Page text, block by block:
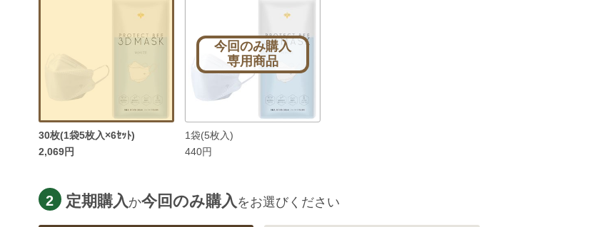
30枚(1袋5枚入×6ｾｯﾄ)
2,069円
今回のみ購入
専用商品
1袋(5枚入)
440円
2 定期購入 か今回のみ購入 をお選びください